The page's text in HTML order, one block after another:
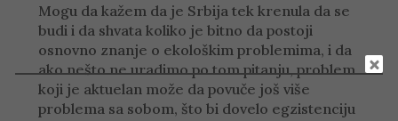
Mogu da kažem da je Srbija tek krenula da se
budi i da shvata koliko je bitno da postoji
osnovno znanje o ekološkim problemima, i da
ako nešto ne uradimo po tom pitanju, problem
koji je aktuelan može da povuče još više
problema sa sobom, što bi dovelo egzistenciju